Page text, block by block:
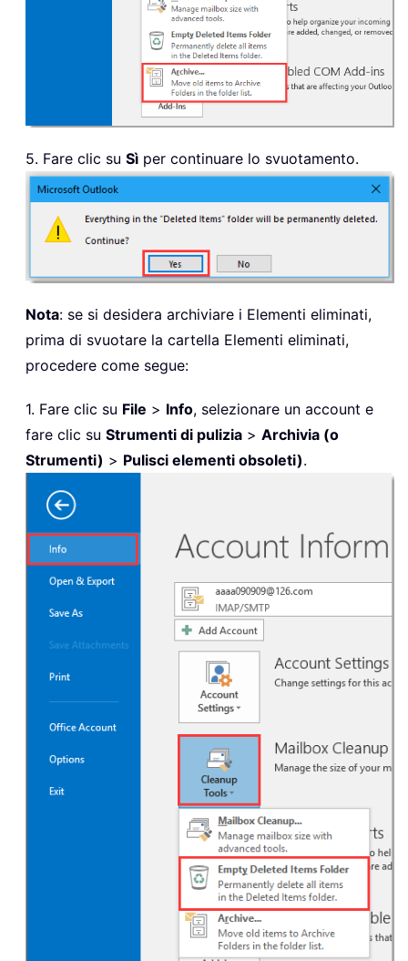
5. Fare clic su Sì per continuare lo svuotamento.
Nota: se si desidera archiviare i Elementi eliminati,
prima di svuotare la cartella Elementi eliminati,
procedere come segue:
1. Fare clic su File > Info, selezionare un account e
fare clic su Strumenti di pulizia > Archivia (o
Strumenti) > Pulisci elementi obsoleti).